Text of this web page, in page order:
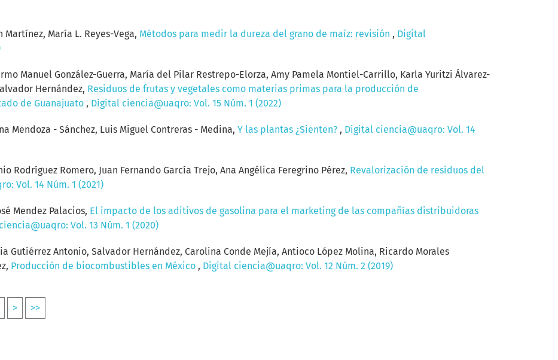
María L. Reyes-Vega, Métodos para medir la dureza del grano de maíz: revisión , Digital
Manuel González-Guerra, María del Pilar Restrepo-Elorza, Amy Pamela Montiel-Carrillo, Karla Yuritzi Álvarez-
Hernández, Residuos de frutas y vegetales como materias primas para la producción de
de Guanajuato , Digital ciencia@uaqro: Vol. 15 Núm. 1 (2022)
Mendoza - Sánchez, Luis Miguel Contreras - Medina, Y las plantas ¿Sienten? , Digital ciencia@uaqro: Vol. 14
Rodríguez Romero, Juan Fernando García Trejo, Ana Angélica Feregrino Pérez, Revalorización de residuos del
Vol. 14 Núm. 1 (2021)
Mendez Palacios, El impacto de los aditivos de gasolina para el marketing de las compañías distribuidoras
Vol. 13 Núm. 1 (2020)
Gutiérrez Antonio, Salvador Hernández, Carolina Conde Mejía, Antioco López Molina, Ricardo Morales
Producción de biocombustibles en México , Digital ciencia@uaqro: Vol. 12 Núm. 2 (2019)
> >>